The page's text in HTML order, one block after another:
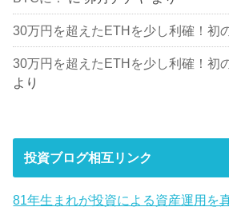
30万円を超えたETHを少し利確！初
30万円を超えたETHを少し利確！初
より
投資ブログ相互リンク
81年生まれが投資による資産運用を